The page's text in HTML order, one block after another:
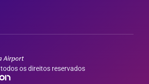
os direitos reservados